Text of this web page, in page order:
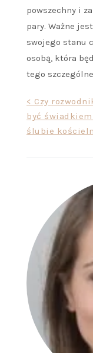
powszechny i
pary. Ważne
swojego stanu
osobą, która
tego
Nawigacja
wpisu
< Czy
być
ślubie